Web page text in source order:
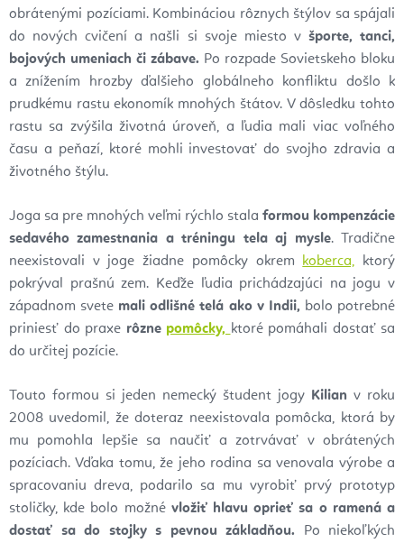
obrátenými pozíciami. Kombináciou rôznych štýlov sa spájali
do nových cvičení a našli si svoje miesto v športe, tanci,
bojových umeniach či zábave. Po rozpade Sovietskeho bloku
a znížením hrozby ďalšieho globálneho konfliktu došlo k
prudkému rastu ekonomík mnohých štátov. V dôsledku tohto
rastu sa zvýšila životná úroveň, a ľudia mali viac voľného
času a peňazí, ktoré mohli investovať do svojho zdravia a
životného štýlu.
Joga sa pre mnohých veľmi rýchlo stala formou kompenzácie
sedavého zamestnania a tréningu tela aj mysle. Tradične
neexistovali v joge žiadne pomôcky okrem koberca, ktorý
pokrýval prašnú zem. Keďže ľudia prichádzajúci na jogu v
západnom svete mali odlišné telá ako v Indii, bolo potrebné
priniesť do praxe rôzne pomôcky, ktoré pomáhali dostať sa
do určitej pozície.
Touto formou si jeden nemecký študent jogy Kilian v roku
2008 uvedomil, že doteraz neexistovala pomôcka, ktorá by
mu pomohla lepšie sa naučiť a zotrvávať v obrátených
pozíciach. Vďaka tomu, že jeho rodina sa venovala výrobe a
spracovaniu dreva, podarilo sa mu vyrobiť prvý prototyp
stoličky, kde bolo možné vložiť hlavu oprieť sa o ramená a
dostať sa do stojky s pevnou základňou. Po niekoľkých